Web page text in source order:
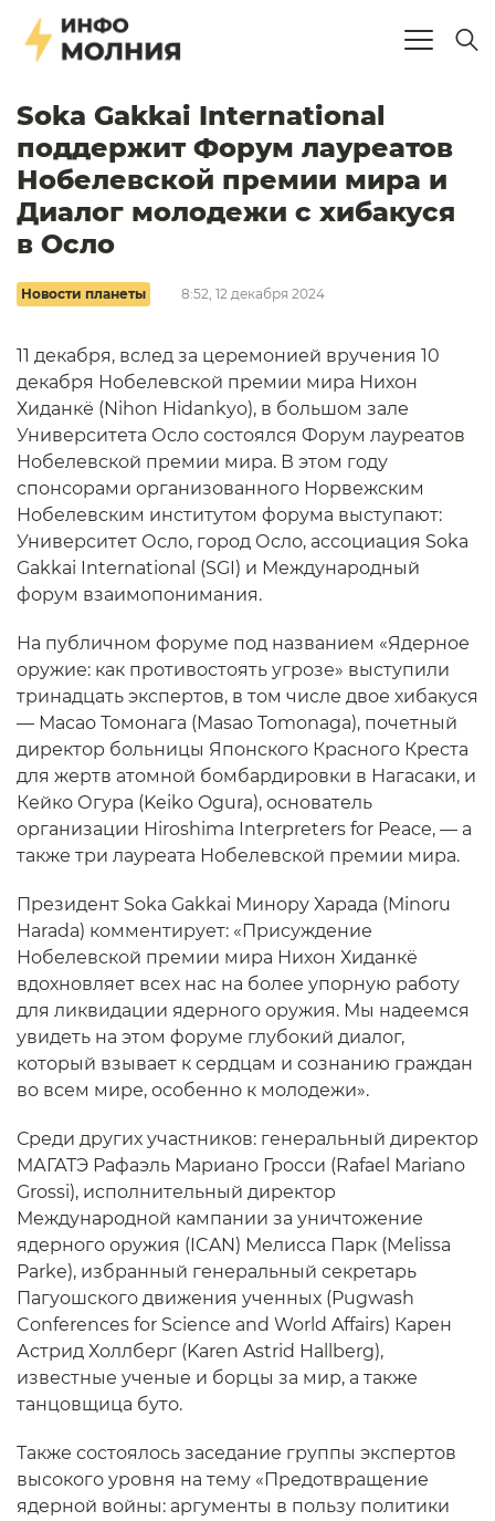
Soka Gakkai International
поддержит Форум лауреатов
Нобелевской премии мира и
Диалог молодежи с хибакуся
в Осло
Новости планеты 8:52, 12 декабря 2024
11 декабря, вслед за церемонией вручения 10
декабря Нобелевской премии мира Нихон
Хиданкё (Nihon Hidankyo), в большом зале
Университета Осло состоялся Форум лауреатов
Нобелевской премии мира. В этом году
спонсорами организованного Норвежским
Нобелевским институтом форума выступают:
Университет Осло, город Осло, ассоциация Soka
Gakkai International (SGI) и Международный
форум взаимопонимания.
На публичном форуме под названием «Ядерное
оружие: как противостоять угрозе» выступили
тринадцать экспертов, в том числе двое хибакуся
— Масао Томонага (Masao Tomonaga), почетный
директор больницы Японского Красного Креста
для жертв атомной бомбардировки в Нагасаки, и
Кейко Огура (Keiko Ogura), основатель
организации Hiroshima Interpreters for Peace, — а
также три лауреата Нобелевской премии мира.
Президент Soka Gakkai Минору Харада (Minoru
Harada) комментирует: «Присуждение
Нобелевской премии мира Нихон Хиданкё
вдохновляет всех нас на более упорную работу
для ликвидации ядерного оружия. Мы надеемся
увидеть на этом форуме глубокий диалог,
который взывает к сердцам и сознанию граждан
во всем мире, особенно к молодежи».
Среди других участников: генеральный директор
МАГАТЭ Рафаэль Мариано Гросси (Rafael Mariano
Grossi), исполнительный директор
Международной кампании за уничтожение
ядерного оружия (ICAN) Мелисса Парк (Melissa
Parke), избранный генеральный секретарь
Пагуошского движения ученных (Pugwash
Conferences for Science and World Affairs) Карен
Астрид Холлберг (Karen Astrid Hallberg),
известные ученые и борцы за мир, а также
танцовщица буто.
Также состоялось заседание группы экспертов
высокого уровня на тему «Предотвращение
ядерной войны: аргументы в пользу политики